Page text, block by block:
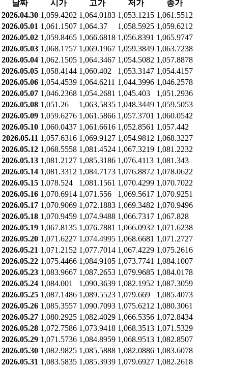
날짜 시가 고가 저가
종가
2026.04.30 1,059.4202 1,064.0183 1,053.1215 1,061.5512
2026.05.01 1,061.1507 1,064.37 1,058.5925 1,059.6212
2026.05.02 1,059.8465 1,066.6818 1,056.8391 1,065.9747
2026.05.03 1,068.1757 1,069.1967 1,059.3849 1,063.7238
2026.05.04 1,062.1505 1,064.3467 1,054.5082 1,057.8878
2026.05.05 1,058.4144 1,060.402 1,053.3147 1,054.4157
2026.05.06 1,054.4539 1,064.6211 1,044.3996 1,046.2578
2026.05.07 1,046.2368 1,054.2681 1,045.403
1,051.2936
2026.05.08 1,051.26 1,063.5835 1,048.3449 1,059.5053
2026.05.09 1,059.6276 1,061.5866 1,057.3701 1,060.0542
2026.05.10 1,060.0437 1,061.6616 1,052.8561 1,057.442
2026.05.11 1,057.6316 1,069.9127 1,054.9812 1,068.3227
2026.05.12 1,068.5558 1,081.4524 1,067.3219 1,081.2232
2026.05.13 1,081.2127 1,085.3186 1,076.4113 1,081.343
2026.05.14 1,081.3312 1,084.7173 1,076.8872 1,078.0622
2026.05.15 1,078.524 1,081.1561 1,070.4299 1,070.7022
2026.05.16 1,070.6914 1,071.556 1,069.5617 1,070.9251
2026.05.17 1,070.9069 1,072.1883 1,069.3482 1,070.9496
2026.05.18 1,070.9459 1,074.9488 1,066.7317 1,067.828
2026.05.19 1,067.8135 1,076.7881 1,066.0932 1,071.6238
2026.05.20 1,071.6227 1,074.4995 1,068.6681 1,071.2727
2026.05.21 1,071.2152 1,077.7014 1,067.4229 1,075.2616
2026.05.22 1,075.4466 1,084.9105 1,073.7741 1,084.1007
2026.05.23 1,083.9667 1,087.2653 1,079.9685 1,084.0178
2026.05.24 1,084.001 1,090.3639 1,082.1952 1,087.3059
2026.05.25 1,087.1486 1,089.5523 1,079.669
1,085.4073
2026.05.26 1,085.3557 1,090.7093 1,075.6212 1,080.3061
2026.05.27 1,080.2925 1,082.4029 1,066.5356 1,072.8434
2026.05.28 1,072.7586 1,073.9418 1,068.3513 1,071.5329
2026.05.29 1,071.5736 1,084.8959 1,068.9513 1,082.8507
2026.05.30 1,082.9825 1,085.5888 1,082.0886 1,083.6078
2026.05.31 1,083.5835 1,085.3939 1,079.6927 1,082.2618